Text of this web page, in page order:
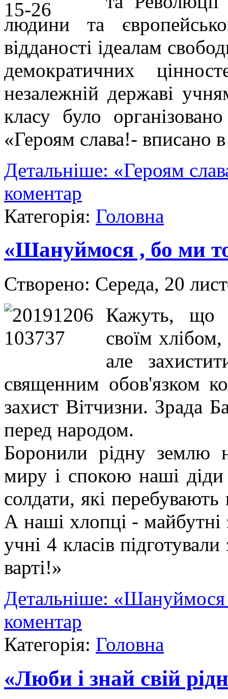
людини та
відданості ідеалам
демократичних
незалежній державі
класу було
«Героям слава!- вписано
Детальніше: «Героям
коментар
Категорія: Головна
«Шануймося , бо ми
Створено: Середа, 20
Кажуть, що
своїм
але
священним обов'язком
захист Вітчизни. Зрада
перед народом.
Боронили рідну землю
миру і спокою наші
солдати, які перебувають
А наші хлопці - майбутні
учні 4 класів
варті!»
Детальніше: «Шануймося
коментар
Категорія: Головна
«Люби і знай свій